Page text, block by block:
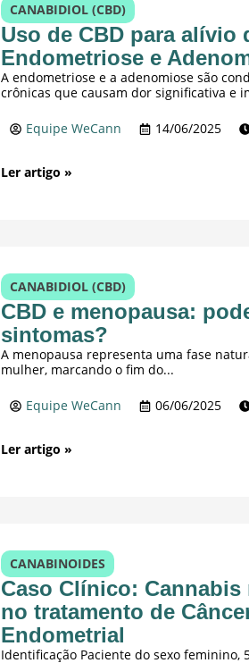
CANABIDIOL (CBD)
Uso de CBD para alívio
Endometriose e
A endometriose e a adenomiose são
crônicas que causam dor significativa e
Equipe WeCann 14/06/2025
Ler artigo »
CANABIDIOL (CBD)
CBD e menopausa:
sintomas?
A menopausa representa uma fase
mulher, marcando o fim do...
Equipe WeCann 06/06/2025
Ler artigo »
CANABINOIDES
Caso Clínico: Cannabis
no tratamento de
Endometrial
Identificação Paciente do sexo feminino,